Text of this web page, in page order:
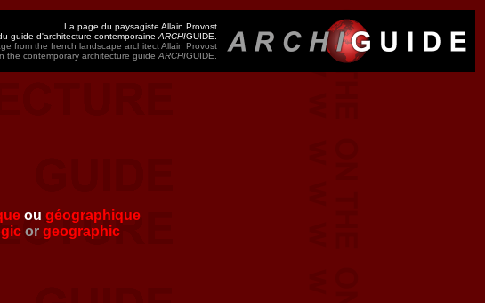
La page du paysagiste Allain Provost
guide d'architecture contemporaine ARCHIGUIDE.
from the french landscape architect Allain Provost
the contemporary architecture guide ARCHIGUIDE.
ou géographique
or geographic